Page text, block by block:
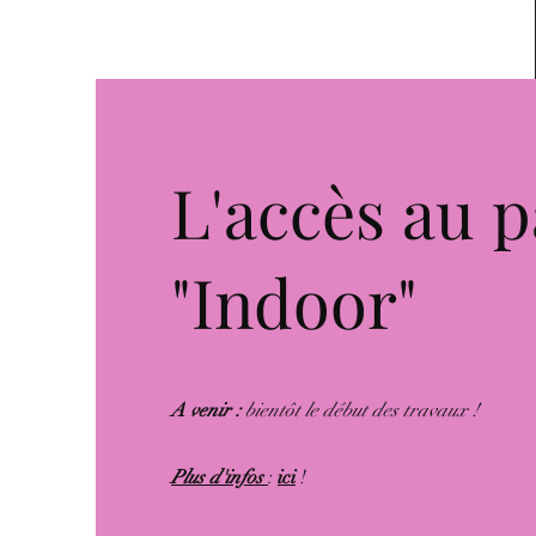
L'accès au
"Indoor"
A venir :bientôt le début des travaux !
Plus d'infos: ici !